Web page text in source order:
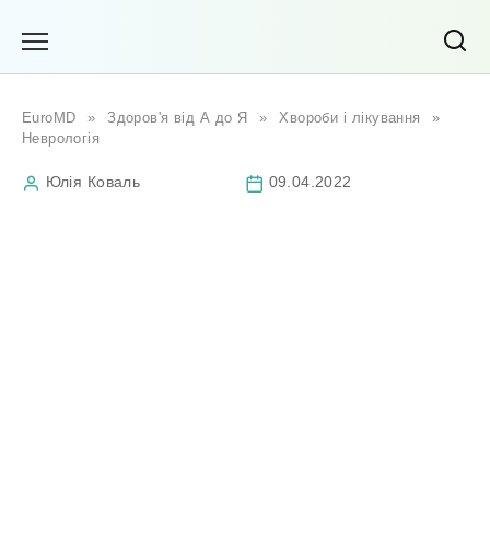
EuroMD » Здоров'я від А до Я » Хвороби і лікування
»
Неврологія
Юлія Коваль 09.04.2022